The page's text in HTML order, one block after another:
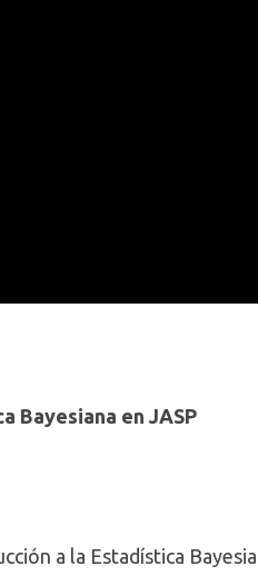
Bayesiana en JASP
a la Estadística